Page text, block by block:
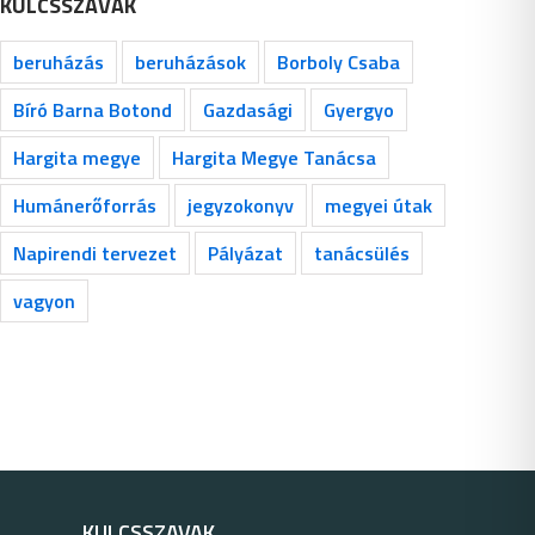
beruházás beruházások
Borboly Csaba
Bíró Barna Botond
Gazdasági
Gyergyo
Hargita megye
Hargita Megye Tanácsa
Humánerőforrás
jegyzokonyv
megyei útak
Napirendi tervezet
Pályázat
tanácsülés
vagyon